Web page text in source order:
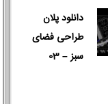
دانلود پلان
طراحی فضای
سبز – 03